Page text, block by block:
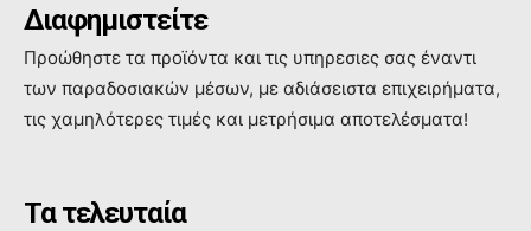
Διαφημιστείτε
Προώθηστε τα προϊόντα και τις υπηρεσιες σας έναντι
των παραδοσιακών μέσων, με αδιάσειστα επιχειρήματα,
τις χαμηλότερες τιμές και μετρήσιμα αποτελέσματα!
Τα τελευταία